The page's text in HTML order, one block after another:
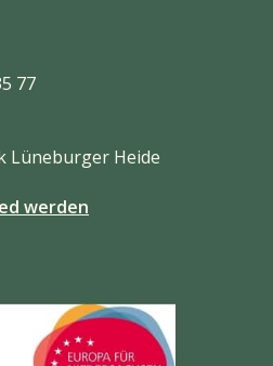
77
Lüneburger Heide
werden